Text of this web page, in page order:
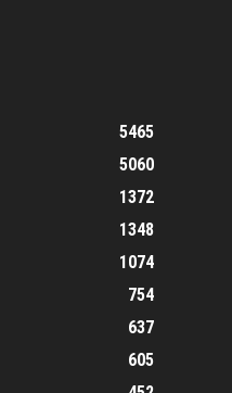
5465
5060
1372
1348
1074
754
637
605